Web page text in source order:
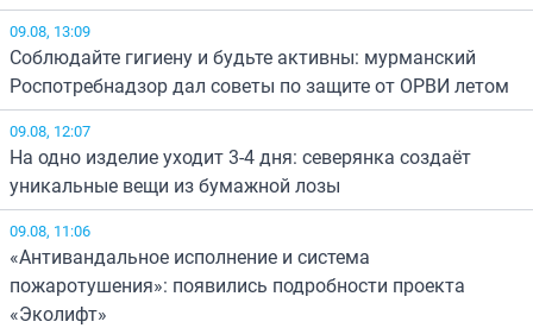
09.08, 13:09
Соблюдайте гигиену и будьте активны: мурманский
Роспотребнадзор дал советы по защите от ОРВИ летом
09.08, 12:07
На одно изделие уходит 3-4 дня: северянка создаёт
уникальные вещи из бумажной лозы
09.08, 11:06
«Антивандальное исполнение и система
пожаротушения»: появились подробности проекта
«Эколифт»